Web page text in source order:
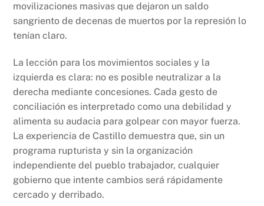
movilizaciones masivas que dejaron un saldo
sangriento de decenas de muertos por la represión lo
tenían claro.
La lección para los movimientos sociales y la
izquierda es clara: no es posible neutralizar a la
derecha mediante concesiones. Cada gesto de
conciliación es interpretado como una debilidad y
alimenta su audacia para golpear con mayor fuerza.
La experiencia de Castillo demuestra que, sin un
programa rupturista y sin la organización
independiente del pueblo trabajador, cualquier
gobierno que intente cambios será rápidamente
cercado y derribado.